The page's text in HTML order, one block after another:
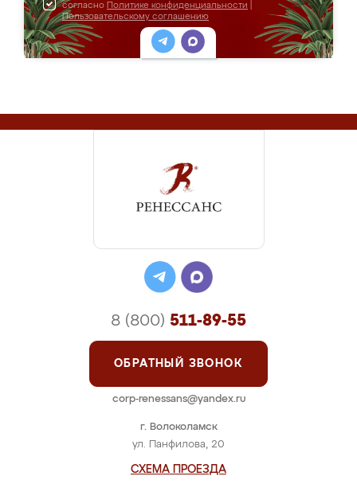
согласно Политике конфиденциальности
Пользовательскому соглашению
г. Волоколамск
ул. Панфилова, 20
СХЕМА ПРОЕЗДА
8 (800) 511-89-55
ОБРАТНЫЙ ЗВОНОК
corp-renessans@yandex.ru